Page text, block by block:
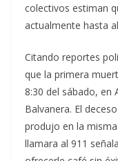
colectivos estiman
actualmente hasta
Citando reportes
que la primera
8:30 del sábado, en
Balvanera. El
produjo en la
llamara al 911